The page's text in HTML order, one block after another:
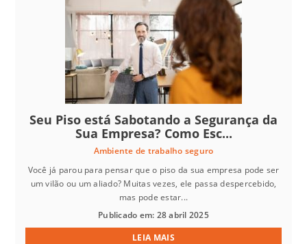
Seu Piso está Sabotando a Segurança da
Sua Empresa? Como Esc...
Ambiente de trabalho seguro
Você já parou para pensar que o piso da sua empresa pode ser
um vilão ou um aliado? Muitas vezes, ele passa despercebido,
mas pode estar...
Publicado em: 28 abril 2025
LEIA MAIS